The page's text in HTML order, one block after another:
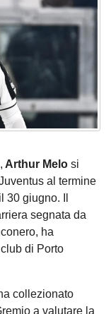
Arthur Melo si
al termine
giugno. Il
segnata da
ha
di Porto
collezionato
a valutare la